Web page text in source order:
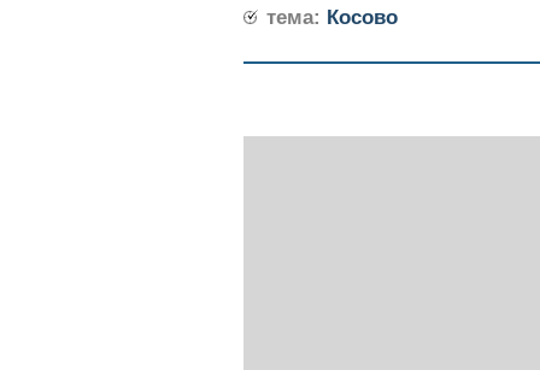
тема: Косово